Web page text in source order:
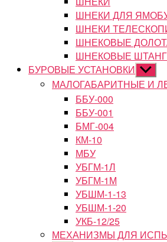
ШНЕКИ ДЛЯ
ШНЕКИ
ШНЕКОВЫЕ
ШНЕКОВЫЕ
БУРОВЫЕ УСТАНОВКИ
МАЛОГАБАРИТНЫЕ И
ББУ-000
ББУ-001
БМГ-004
КМ-10
МБУ
УБГМ-1Л
УБГМ-1М
УБШМ-1-13
УБШМ-1-20
УКБ-12/25
МЕХАНИЗМЫ ДЛЯ